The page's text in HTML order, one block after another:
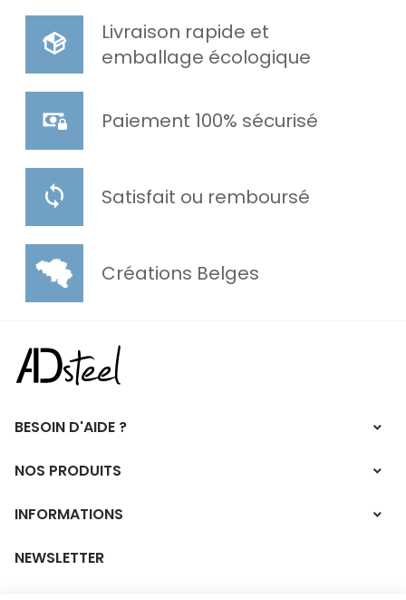
Livraison rapide et
emballage écologique
Paiement 100% sécurisé
Satisfait ou remboursé
Créations Belges
BESOIN D'AIDE ?
NOS PRODUITS
INFORMATIONS
NEWSLETTER